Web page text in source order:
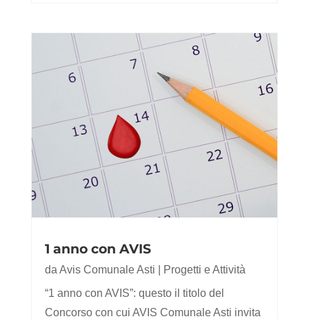
1 anno con AVIS
da Avis Comunale Asti
Progetti e Attività
“1 anno con AVIS”: questo il titolo del
Concorso con cui AVIS Comunale Asti invita